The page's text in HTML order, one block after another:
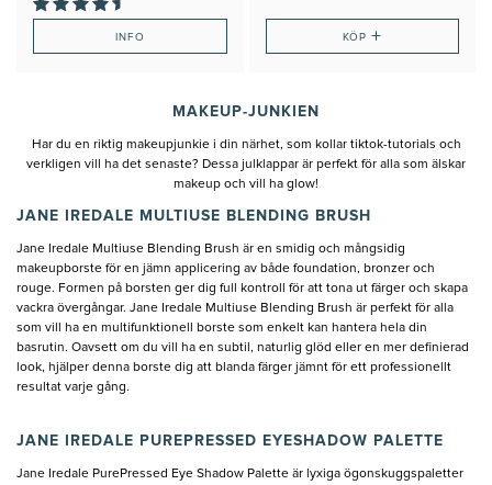
INFO KÖP +
MAKEUP-JUNKIEN
Har du en riktig makeupjunkie i din närhet, som kollar tiktok-tutorials och
verkligen vill ha det senaste? Dessa julklappar är perfekt för alla som älskar
makeup och vill ha glow!
JANE IREDALE MULTIUSE BLENDING BRUSH
Jane Iredale Multiuse Blending Brush är en smidig och mångsidig
makeupborste för en jämn applicering av både foundation, bronzer och
rouge. Formen på borsten ger dig full kontroll för att tona ut färger och skapa
vackra övergångar. Jane Iredale Multiuse Blending Brush är perfekt för alla
som vill ha en multifunktionell borste som enkelt kan hantera hela din
basrutin. Oavsett om du vill ha en subtil, naturlig glöd eller en mer definierad
look, hjälper denna borste dig att blanda färger jämnt för ett professionellt
resultat varje gång.
JANE IREDALE PUREPRESSED EYESHADOW PALETTE
Jane Iredale PurePressed Eye Shadow Palette är lyxiga ögonskuggspaletter